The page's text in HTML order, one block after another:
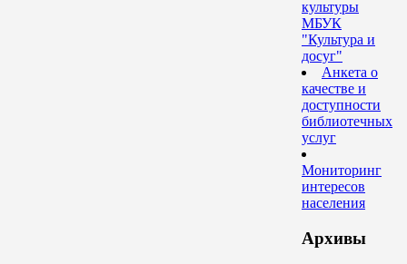
культуры
МБУК
"Культура и
досуг"
Анкета о
качестве и
доступности
библиотечных
услуг
Мониторинг
интересов
населения
Архивы